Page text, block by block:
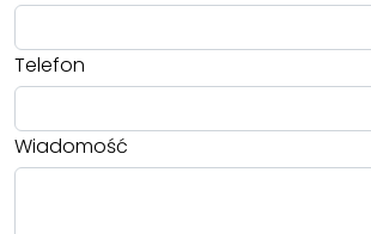
Telefon
Wiadomość